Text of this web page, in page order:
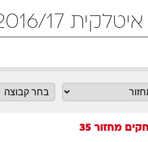
2016/17 מחזור 35 כדורגל
מחזור 35